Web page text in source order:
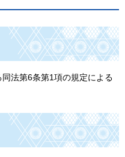
法第6条第1項の規定による